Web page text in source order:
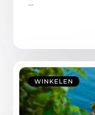
...
WINKELEN